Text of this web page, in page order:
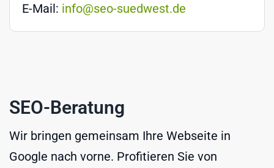
E-Mail: info@seo-suedwest.de
SEO-Beratung
Wir bringen gemeinsam Ihre Webseite in
Google nach vorne. Profitieren Sie von